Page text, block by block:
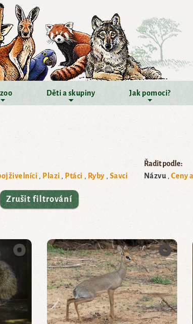
Děti a skupiny Jak pomoci?
Plazi Ptáci Ryby Savci
Řadit podle:
Názvu
Ceny
Zrušit filtrování